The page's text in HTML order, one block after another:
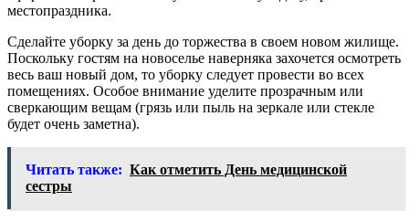
местопраздника.
Сделайте уборку за день до торжества в своем новом жилище.
Поскольку гостям на новоселье наверняка захочется осмотреть
весь ваш новый дом, то уборку следует провести во всех
помещениях. Особое внимание уделите прозрачным или
сверкающим вещам (грязь или пыль на зеркале или стекле
будет очень заметна).
Читать также: Как отметить День медицинской
сестры